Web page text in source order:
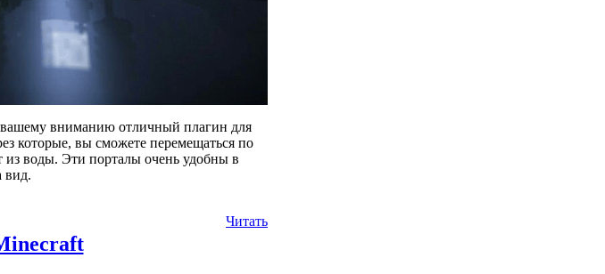
вашему вниманию отличный плагин для
которые, вы сможете перемещаться по
воды. Эти порталы очень удобны в
вид.
Читать